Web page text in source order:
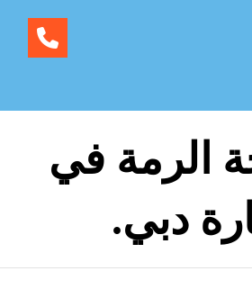
الرمة في
دبي.